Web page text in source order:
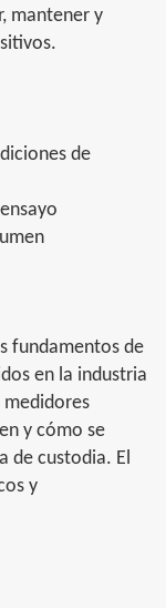
mantener y
de
fundamentos de
en la industria
medidores
y cómo se
de custodia. El
y